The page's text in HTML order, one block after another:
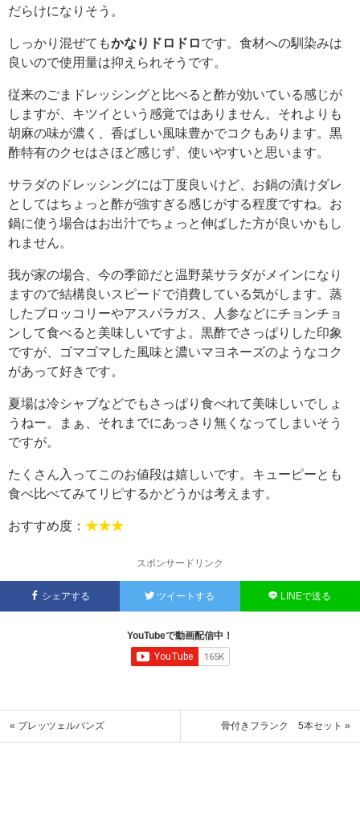
だらけになりそう。
しっかり混ぜてもかなりドロドロです。食材への馴染みは
良いので使用量は抑えられそうです。
従来のごまドレッシングと比べると酢が効いている感じが
しますが、キツイという感覚ではありません。それよりも
胡麻の味が濃く、香ばしい風味豊かでコクもあります。黒
酢特有のクセはさほど感じず、使いやすいと思います。
サラダのドレッシングには丁度良いけど、お鍋の漬けダレ
としてはちょっと酢が強すぎる感じがする程度ですね。お
鍋に使う場合はお出汁でちょっと伸ばした方が良いかもし
れません。
我が家の場合、今の季節だと温野菜サラダがメインになり
ますので結構良いスピードで消費している気がします。蒸
したブロッコリーやアスパラガス、人参などにチョンチョ
ンして食べると美味しいですよ。黒酢でさっぱりした印象
ですが、ゴマゴマした風味と濃いマヨネーズのようなコク
があって好きです。
夏場は冷シャブなどでもさっぱり食べれて美味しいでしょ
うねー。まぁ、それまでにあっさり無くなってしまいそう
ですが。
たくさん入ってこのお値段は嬉しいです。キューピーとも
食べ比べてみてリピするかどうかは考えます。
おすすめ度： ★★★
スポンサードリンク
シェアする ツイートする LINEで送る
YouTubeで動画配信中！
« プレッツェルバンズ 骨付きフランク 5本セット »